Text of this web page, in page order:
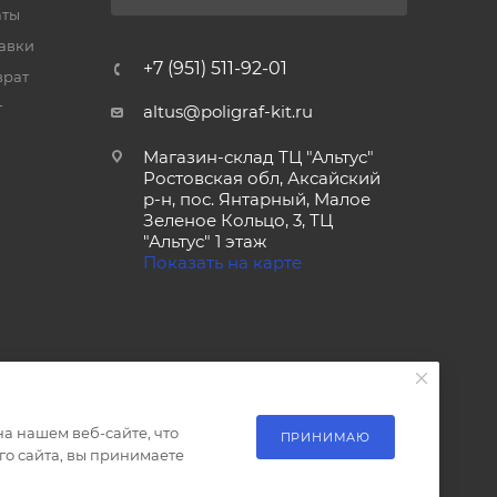
+7 (951) 511-92-01
altus@poligraf-kit.ru
Магазин-склад ТЦ "Альтус"
Ростовская обл, Аксайский
р-н, пос. Янтарный, Малое
Зеленое Кольцо, 3, ТЦ
"Альтус" 1 этаж
Показать на карте
нашем веб-сайте, что
сайта, вы принимаете
ПРИНИМАЮ